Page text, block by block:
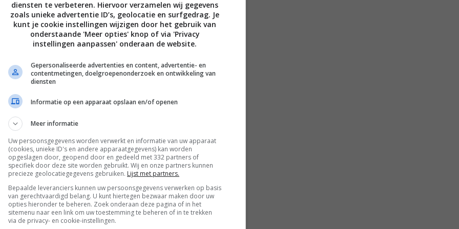
biedt een arcademodus in singleplayer aan, maar
Dat kan via het internet, dus zorg ervoor dat je een
is overigens niet gratis te downloaden: je dient
Capcom aan het spel alleen te spelen op een
iOS 10.0. Onder meer de
Mini’s eniPad Pro (12.9-inch)worden
diensten te verbeteren. Hiervoor verzamelen wij gegevens
zoals unieke advertentie ID’s, geolocatie en surfgedrag. Je
kunt je cookie instellingen wijzigen door het gebruik van
onderstaande 'Meer opties' knop of via 'Privacy
instellingen aanpassen' onderaan de website.
Gepersonaliseerde advertenties en content, advertentie- en
contentmetingen, doelgroepenonderzoek en ontwikkeling van
diensten
Informatie op een apparaat opslaan en/of openen
Meer informatie
Uw persoonsgegevens worden verwerkt en informatie van uw apparaat
(cookies, unieke ID's en andere apparaatgegevens) kan worden
opgeslagen door, geopend door en gedeeld met 332 partners of
specifiek door deze site worden gebruikt. Wij en onze partners kunnen
precieze geolocatiegegevens gebruiken. Lijst met partners.
Bepaalde leveranciers kunnen uw persoonsgegevens verwerken op basis
van gerechtvaardigd belang. U kunt hiertegen bezwaar maken door uw
opties hieronder te beheren. Zoek onderaan deze pagina of in het
sitemenu naar een link om uw toestemming te beheren of in te trekken
via de privacy- en cookie-instellingen.